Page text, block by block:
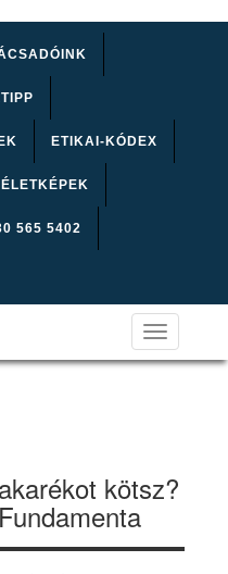
ETIKAI-KÓDEX
ÉLETKÉPEK
565 5402
Toggle
navigation
kötsz?